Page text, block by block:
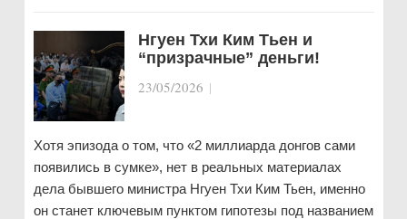
Нгуен Тхи Ким Тьен и
“призрачные” деньги!
23/05/2026 |
Хотя эпизода о том, что «2 миллиарда донгов сами
появились в сумке», нет в реальных материалах
дела бывшего министра Нгуен Тхи Ким Тьен, именно
он станет ключевым пунктом гипотезы под названием